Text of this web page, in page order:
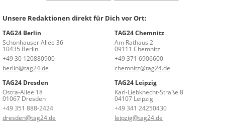
Unsere Redaktionen direkt für Dich vor Ort:
TAG24 Berlin
Schönhauser Allee 36
10435 Berlin
+49 30 120880900
berlin@tag24.de
TAG24 Chemnitz
Am Rathaus 2
09111 Chemnitz
+49 371 6906600
chemnitz@tag24.de
TAG24 Dresden
Ostra-Allee 18
01067 Dresden
+49 351 888-2424
dresden@tag24.de
TAG24 Leipzig
Karl-Liebknecht-Straße 8
04107 Leipzig
+49 341 24250430
leipzig@tag24.de